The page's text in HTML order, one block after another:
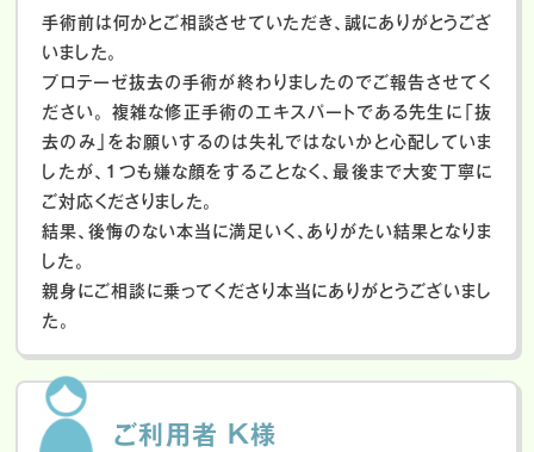
手術前は何かとご相談させていただき、誠にありがとうござ
いました。
プロテーゼ抜去の手術が終わりましたのでご報告させてく
ださい。
複雑な修正手術のエキスパートである先生に「抜
去のみ」をお願いするのは失礼ではないかと心配していま
したが、１つも嫌な顔をすることなく、最後まで大変丁寧に
ご対応くださりました。
結果、後悔のない本当に満足いく、ありがたい結果となりま
した。
親身にご相談に乗ってくださり本当にありがとうございまし
た。
ご利用者 K様